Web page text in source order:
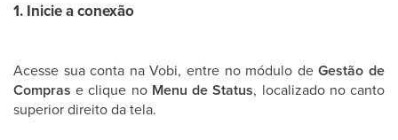
1. Inicie a conexão
Acesse sua conta na Vobi, entre no módulo deGestão de
Compras e clique no Menu de Status, localizado no canto
superior direito da tela.